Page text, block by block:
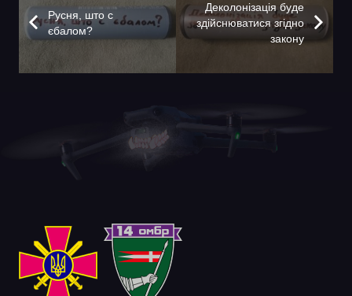
Русня, што с
єбалом?
Деколонізація буде
здійснюватися згідно
закону